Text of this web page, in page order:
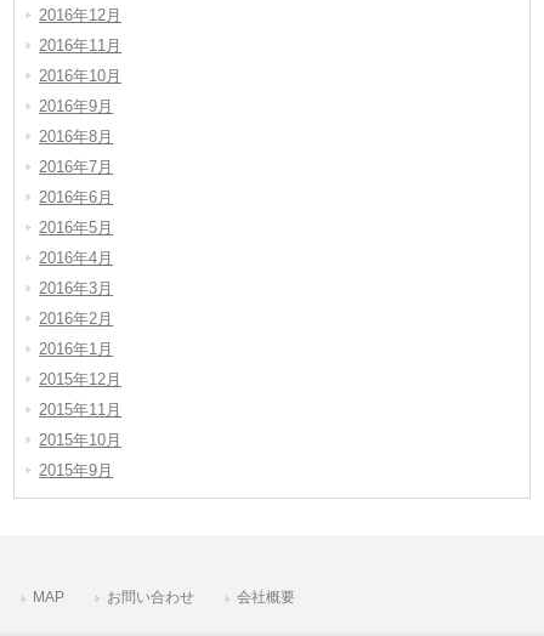
2016年12月
2016年11月
2016年10月
2016年9月
2016年8月
2016年7月
2016年6月
2016年5月
2016年4月
2016年3月
2016年2月
2016年1月
2015年12月
2015年11月
2015年10月
2015年9月
MAP お問い合わせ 会社概要